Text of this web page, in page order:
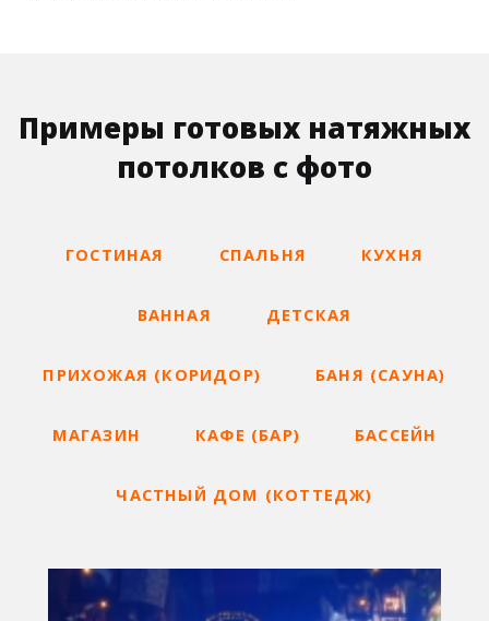
Примеры готовых натяжных
потолков с фото
ГОСТИНАЯ СПАЛЬНЯ КУХНЯ
ВАННАЯ ДЕТСКАЯ
ПРИХОЖАЯ (КОРИДОР) БАНЯ (САУНА)
МАГАЗИН КАФЕ (БАР) БАССЕЙН
ЧАСТНЫЙ ДОМ (КОТТЕДЖ)